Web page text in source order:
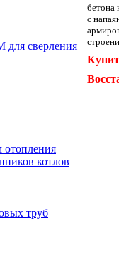
для сверления
отопления
котлов
труб
бетона
с